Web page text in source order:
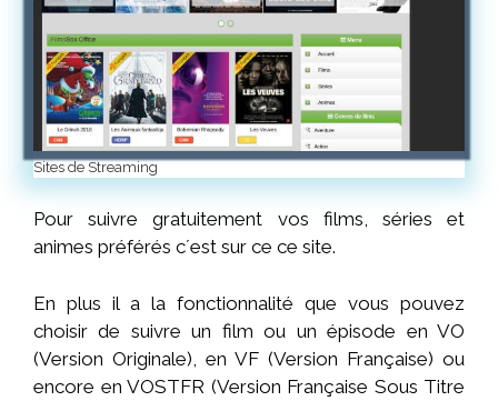
Sites de Streaming
Pour suivre gratuitement vos films, séries et
animes préférés c´est sur ce ce site.
En plus il a la fonctionnalité que vous pouvez
choisir de suivre un film ou un épisode en VO
(Version Originale), en VF (Version Française) ou
encore en VOSTFR (Version Française Sous Titre